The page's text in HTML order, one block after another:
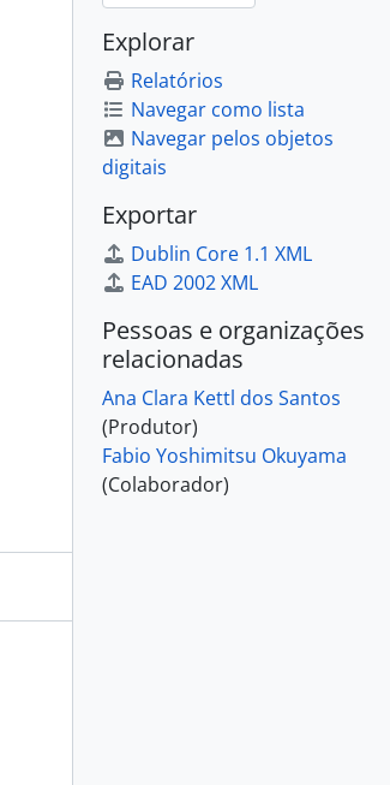
Explorar
Relatórios
Navegar como lista
Navegar pelos objetos
digitais
Exportar
Dublin Core 1.1 XML
EAD 2002 XML
Pessoas e organizações
relacionadas
Ana Clara Kettl dos Santos
(Produtor)
Fabio Yoshimitsu Okuyama
(Colaborador)